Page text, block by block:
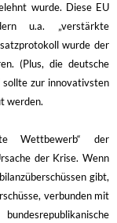
wurde. Diese EU
u.a. „verstärkte
wurde der
(Plus, die deutsche
sollte zur innovativsten
werden.
Wettbewerb“ der
der Krise. Wenn
gibt,
verbunden mit